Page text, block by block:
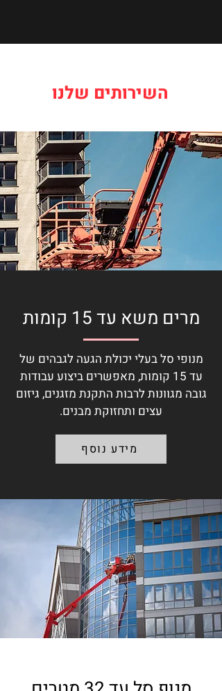
השירותים שלנו
מרים משא עד 15 קומות
מנופי סל בעלי יכולת הגעה לגבהים של
עד 15 קומות, מאפשרים ביצוע עבודות
גובה מגוונות לרבות התקנת מזגנים, גיזום
עצים ותחזוקת מבנים.
מידע נוסף